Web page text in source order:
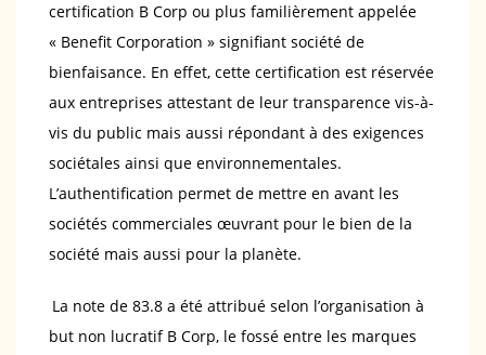
certification B Corp ou plus familièrement appelée
« Benefit Corporation » signifiant société de
bienfaisance. En effet, cette certification est réservée
aux entreprises attestant de leur transparence vis-à-
vis du public mais aussi répondant à des exigences
sociétales ainsi que environnementales.
L’authentification permet de mettre en avant les
sociétés commerciales œuvrant pour le bien de la
société mais aussi pour la planète.
La note de 83.8 a été attribué selon l’organisation à
but non lucratif B Corp, le fossé entre les marques